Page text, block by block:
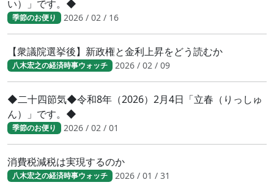
い）」です。◆
季節のお便り 2026 / 02 / 16
【衆議院選挙後】新政権と金利上昇をどう読むか
八木宏之の経済時事ウォッチ 2026 / 02 / 09
◆二十四節気◆令和8年（2026）2月4日「立春（りっしゅ
ん）」です。◆
季節のお便り 2026 / 02 / 01
消費税減税は実現するのか
八木宏之の経済時事ウォッチ 2026 / 01 / 31